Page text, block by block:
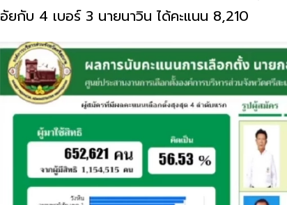
อัยกับ 4 เบอร์ 3 นายนาวิน ได้คะแนน 8,210